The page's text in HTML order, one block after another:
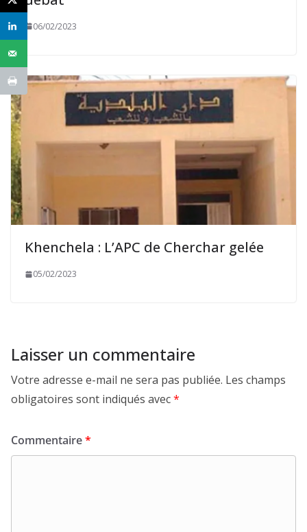
06/02/2023
Khenchela : L’APC de Cherchar gelée
05/02/2023
Laisser un commentaire
Votre adresse e-mail ne sera pas publiée. Les champs
obligatoires sont indiqués avec*
Commentaire*